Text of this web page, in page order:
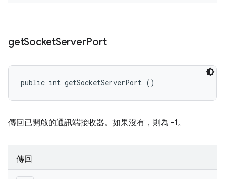
getSocketServerPort
public int getSocketServerPort ()
傳回已開啟的通訊端接收器。如果沒有，則為 -1。
傳回